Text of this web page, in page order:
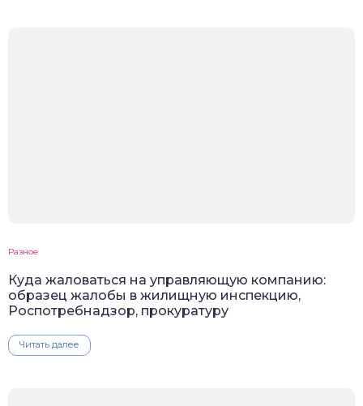
Разное
Куда жаловаться на управляющую компанию:
образец жалобы в жилищную инспекцию,
Роспотребнадзор, прокуратуру
Читать далее